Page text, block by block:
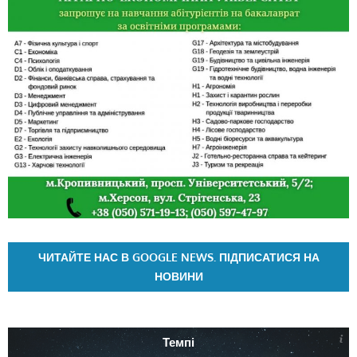
ЧИТАЙТЕ НАС В GOOGLE NEWS. ПІДПИСАТИСЯ НА
НОВИНИ
Темпі